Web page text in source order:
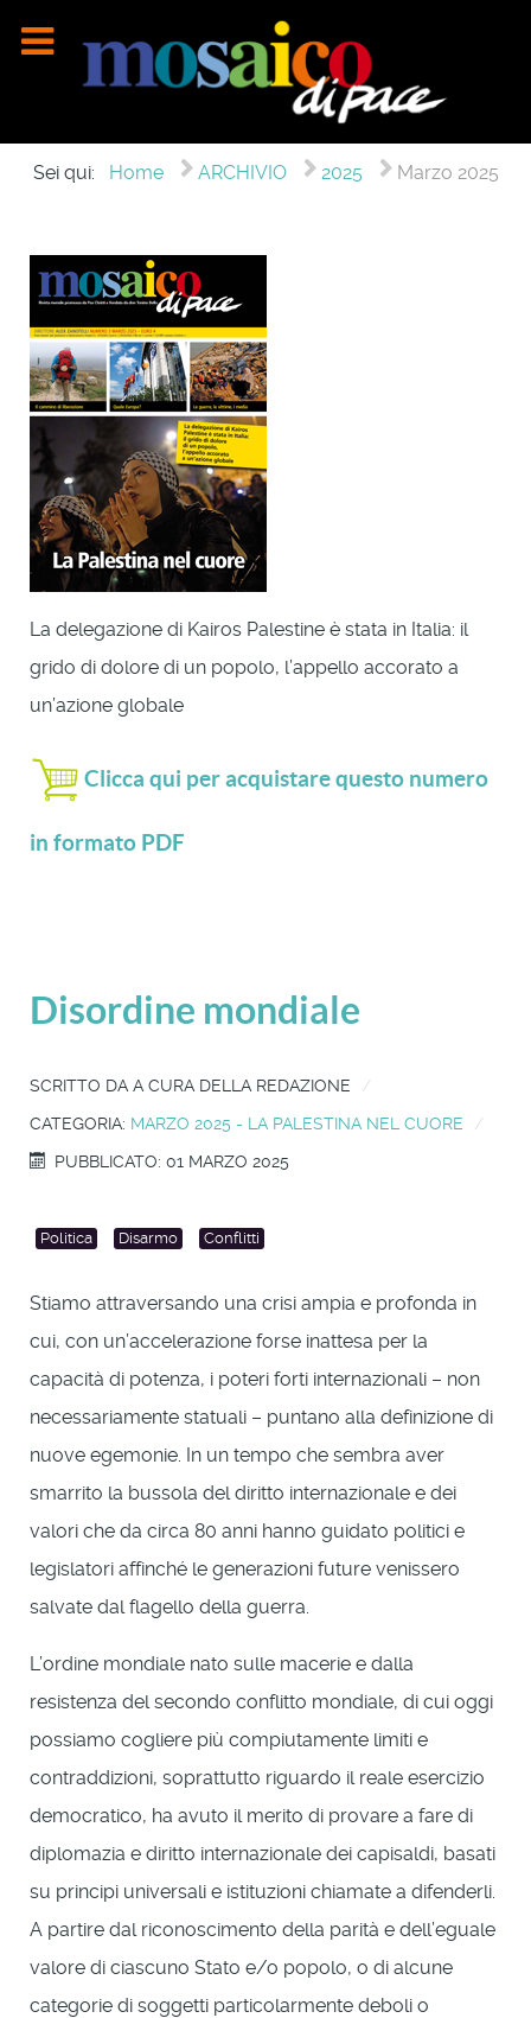
Sei qui: Home ARCHIVIO 2025 Marzo 2025
La delegazione di Kairos Palestine è stata in Italia: il
grido di dolore di un popolo, l’appello accorato a
un’azione globale
Clicca qui per acquistare questo numero
in formato PDF
Disordine mondiale
SCRITTO DA A CURA DELLA REDAZIONE
CATEGORIA: MARZO 2025 - LA PALESTINA NEL CUORE
PUBBLICATO: 01 MARZO 2025
Politica Disarmo Conflitti
Stiamo attraversando una crisi ampia e profonda in
cui, con un’accelerazione forse inattesa per la
capacità di potenza, i poteri forti internazionali – non
necessariamente statuali – puntano alla definizione di
nuove egemonie. In un tempo che sembra aver
smarrito la bussola del diritto internazionale e dei
valori che da circa 80 anni hanno guidato politici e
legislatori affinché le generazioni future venissero
salvate dal flagello della guerra.
L’ordine mondiale nato sulle macerie e dalla
resistenza del secondo conflitto mondiale, di cui oggi
possiamo cogliere più compiutamente limiti e
contraddizioni, soprattutto riguardo il reale esercizio
democratico, ha avuto il merito di provare a fare di
diplomazia e diritto internazionale dei capisaldi, basati
su principi universali e istituzioni chiamate a difenderli.
A partire dal riconoscimento della parità e dell’eguale
valore di ciascuno Stato e/o popolo, o di alcune
categorie di soggetti particolarmente deboli o